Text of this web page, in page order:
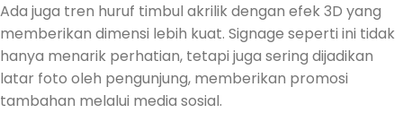
Ada juga tren huruf timbul akrilik dengan efek 3D yang
memberikan dimensi lebih kuat. Signage seperti ini tidak
hanya menarik perhatian, tetapi juga sering dijadikan
latar foto oleh pengunjung, memberikan promosi
tambahan melalui media sosial.